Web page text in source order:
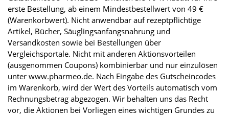
erste Bestellung, ab einem Mindestbestellwert von 49 €
(Warenkorbwert). Nicht anwendbar auf rezeptpflichtige
Artikel, Bücher, Säuglingsanfangsnahrung und
Versandkosten sowie bei Bestellungen über
Vergleichsportale. Nicht mit anderen Aktionsvorteilen
(ausgenommen Coupons) kombinierbar und nur einzulösen
unter www.pharmeo.de. Nach Eingabe des Gutscheincodes
im Warenkorb, wird der Wert des Vorteils automatisch vom
Rechnungsbetrag abgezogen. Wir behalten uns das Recht
vor, die Aktionen bei Vorliegen eines wichtigen Grundes zu